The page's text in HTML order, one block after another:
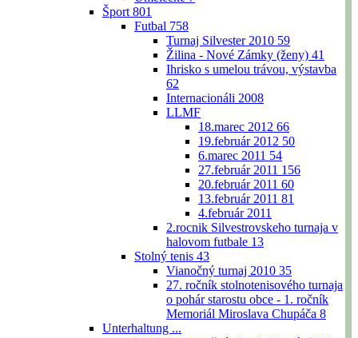
Šport 801
Futbal 758
Turnaj Silvester 2010 59
Žilina - Nové Zámky (ženy) 41
Ihrisko s umelou trávou, výstavba
62
Internacionáli 2008
LLMF
18.marec 2012 66
19.február 2012 50
6.marec 2011 54
27.február 2011 156
20.február 2011 60
13.február 2011 81
4.február 2011
2.rocnik Silvestrovskeho turnaja v
halovom futbale 13
Stolný tenis 43
Vianočný turnaj 2010 35
27. ročník stolnotenisového turnaja
o pohár starostu obce - 1. ročník
Memoriál Miroslava Chupáča 8
Unterhaltung ...